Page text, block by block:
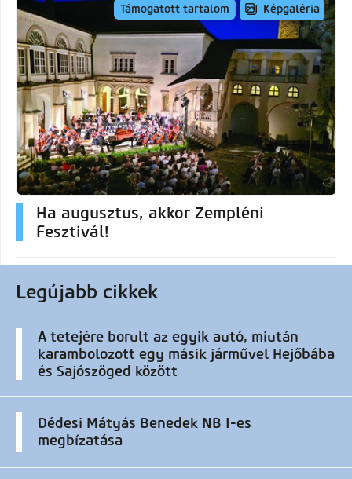
Támogatott tartalom Képgaléria
Ha augusztus, akkor Zempléni
Fesztivál!
Legújabb cikkek
A tetejére borult az egyik autó, miután
karambolozott egy másik járművel Hejőbába
és Sajószöged között
Dédesi Mátyás Benedek NB I-es
megbízatása